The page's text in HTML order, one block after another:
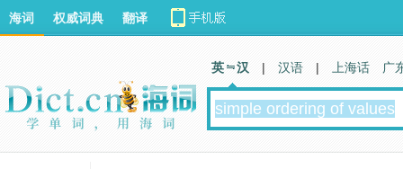
海词 权威词典 翻译
英 汉 | 汉语 | 上海话 广